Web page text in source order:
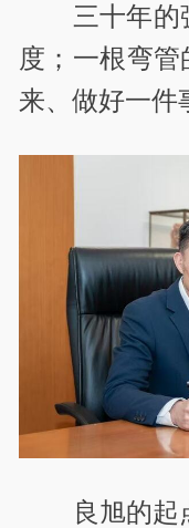
三十年
度；一根弯
来、做好一件
良旭的起